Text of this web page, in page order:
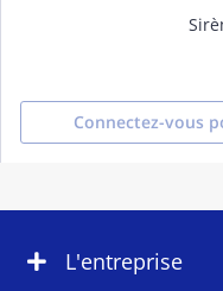
Connectez-vous
L'entreprise